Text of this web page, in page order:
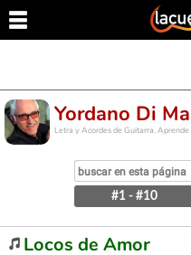
Yordano Di
Letra y Acordes de Guitarra.
#1 - #10
Locos de Amor